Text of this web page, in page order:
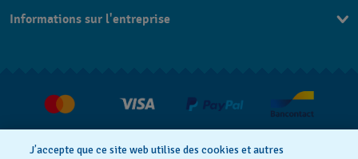
Conditions De Vente
Droit de rétractation
Informations sur l'entreprise
J’accepte que ce site web utilise des cookies et autres